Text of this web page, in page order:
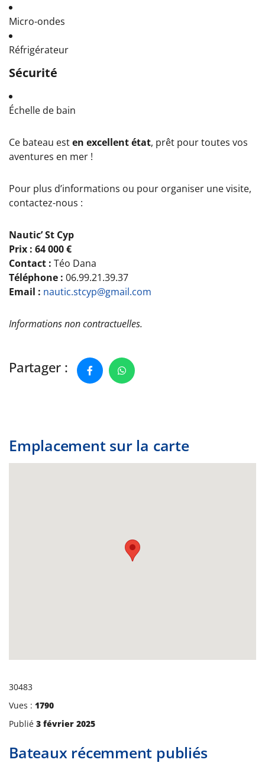
Micro-ondes
Réfrigérateur
Sécurité
Échelle de bain
Ce bateau esten excellent état, prêt pour toutes vos
aventures en mer !
Pour plus d’informations ou pour organiser une visite,
contactez-nous :
Nautic’ St Cyp
Prix : 64 000 €
Contact : Téo Dana
Téléphone : 06.99.21.39.37
Email : nautic.stcyp@gmail.com
Informations non contractuelles.
Partager :
Emplacement sur la carte
30483
Vues : 1790
Publié 3 février 2025
Bateaux récemment publiés